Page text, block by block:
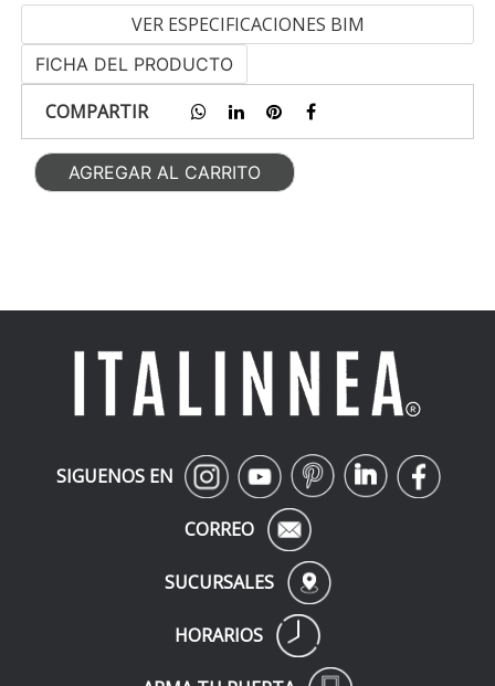
VER ESPECIFICACIONES BIM
FICHA DEL PRODUCTO
COMPARTIR
AGREGAR AL CARRITO
SIGUENOS EN
CORREO
SUCURSALES
HORARIOS